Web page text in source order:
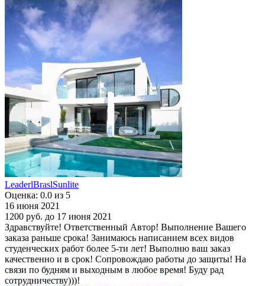
LeaderlBraslSunlite
Оценка: 0.0 из 5
16 июня 2021
1200 руб. до 17 июня 2021
Здравствуйте! Ответственный Автор! Выполнение Вашего
заказа раньше срока! Занимаюсь написанием всех видов
студенческих работ более 5-ти лет! Выполню ваш заказ
качественно и в срок! Сопровождаю работы до защиты! На
связи по будням и выходным в любое время! Буду рад
сотрудничеству)))!